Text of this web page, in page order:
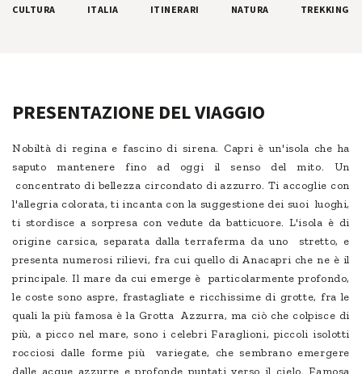
CULTURA ITALIA ITINERARI NATURA TREKKING
PRESENTAZIONE DEL VIAGGIO
Nobiltà di regina e fascino di sirena. Capri è un'isola che ha
saputo mantenere fino ad oggi il senso del mito. Un
concentrato di bellezza circondato di azzurro. Ti accoglie con
l'allegria colorata, ti incanta con la suggestione dei suoi luoghi,
ti stordisce a sorpresa con vedute da batticuore. L'isola è di
origine carsica, separata dalla terraferma da uno stretto, e
presenta numerosi rilievi, fra cui quello di Anacapri che ne è il
principale. Il mare da cui emerge è particolarmente profondo,
le coste sono aspre, frastagliate e ricchissime di grotte, fra le
quali la più famosa è la Grotta Azzurra, ma ciò che colpisce di
più, a picco nel mare, sono i celebri Faraglioni, piccoli isolotti
rocciosi dalle forme più variegate, che sembrano emergere
dalle acque azzurre e profonde puntati verso il cielo. Famosa